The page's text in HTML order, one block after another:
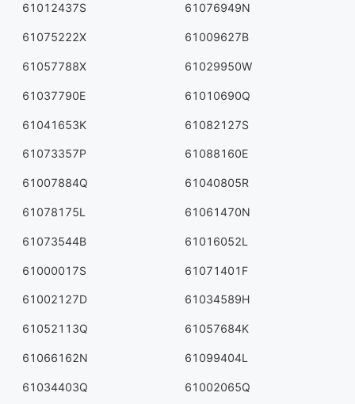
61012437S 61076949N
61075222X 61009627B
61057788X 61029950W
61037790E 61010690Q
61041653K 61082127S
61073357P 61088160E
61007884Q 61040805R
61078175L 61061470N
61073544B 61016052L
61000017S 61071401F
61002127D 61034589H
61052113Q 61057684K
61066162N 61099404L
61034403Q 61002065Q